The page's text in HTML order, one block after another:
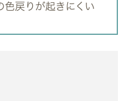
色戻りが起きにくい